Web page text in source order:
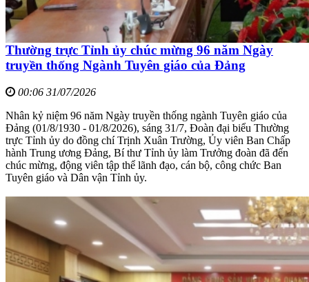
Thường trực Tỉnh ủy chúc mừng 96 năm Ngày
truyền thống Ngành Tuyên giáo của Đảng
00:06 31/07/2026
Nhân kỷ niệm 96 năm Ngày truyền thống ngành Tuyên giáo của
Đảng (01/8/1930 - 01/8/2026), sáng 31/7, Đoàn đại biểu Thường
trực Tỉnh ủy do đồng chí Trịnh Xuân Trường, Ủy viên Ban Chấp
hành Trung ương Đảng, Bí thư Tỉnh ủy làm Trưởng đoàn đã đến
chúc mừng, động viên tập thể lãnh đạo, cán bộ, công chức Ban
Tuyên giáo và Dân vận Tỉnh ủy.